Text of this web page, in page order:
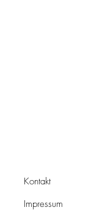
Kontakt
Impressum